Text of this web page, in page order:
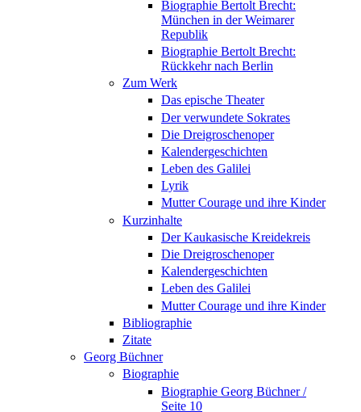
Biographie Bertolt Brecht:
München in der Weimarer
Republik
Biographie Bertolt Brecht:
Rückkehr nach Berlin
Zum Werk
Das epische Theater
Der verwundete Sokrates
Die Dreigroschenoper
Kalendergeschichten
Leben des Galilei
Lyrik
Mutter Courage und ihre Kinder
Kurzinhalte
Der Kaukasische Kreidekreis
Die Dreigroschenoper
Kalendergeschichten
Leben des Galilei
Mutter Courage und ihre Kinder
Bibliographie
Zitate
Georg Büchner
Biographie
Biographie Georg Büchner /
Seite 10